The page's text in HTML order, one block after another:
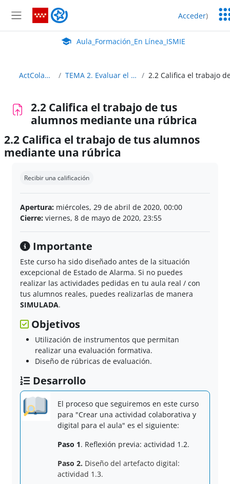
Panel lateral
Aula_Formación_En Línea_ISMIE Acceder)
Aula Virtual de EducaMadrid:
Aula_Formación_En Línea_ISMIE
ActColaborativaDigital TEMA 2. Evaluar el trabajo en equipo. Rúbricas
2.2 Califica el trabajo de tus
alumnos mediante una rúbrica
2.2 Califica el trabajo de tus alumnos
mediante una rúbrica
Recibir una calificación
Apertura: miércoles, 29 de abril de 2020, 00:00
Cierre: viernes, 8 de mayo de 2020, 23:55
Importante
Este curso ha sido diseñado antes de la situación
excepcional de Estado de Alarma. Si no puedes
realizar las actividades pedidas en tu aula real / con
tus alumnos reales, puedes realizarlas de manera
SIMULADA.
Objetivos
Utilización de instrumentos que permitan
realizar una evaluación formativa.
Diseño de rúbricas de evaluación.
Desarrollo
El proceso que seguiremos en este curso
para "Crear una actividad colaborativa y
digital para el aula" es el siguiente:
Paso 1. Reflexión previa: actividad 1.2.
Paso 2. Diseño del artefacto digital:
actividad 1.3.